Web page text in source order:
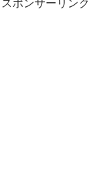
スポンサーリンク